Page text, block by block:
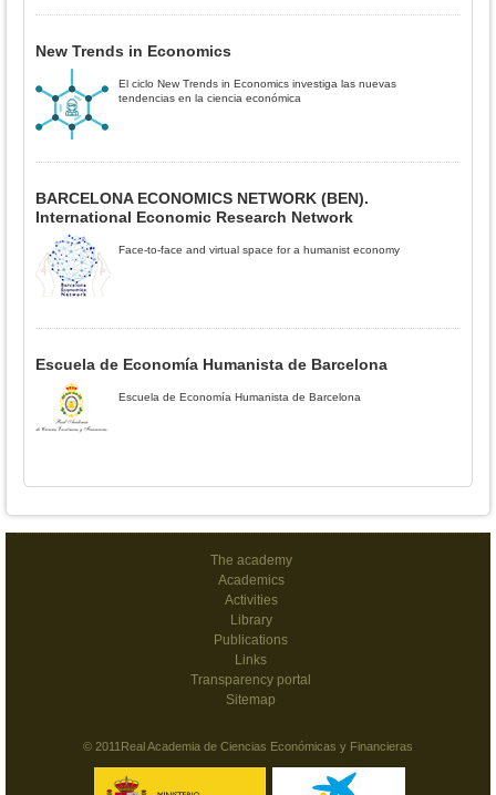
New Trends in Economics
El ciclo New Trends in Economics investiga las nuevas
tendencias en la ciencia económica
BARCELONA ECONOMICS NETWORK (BEN).
International Economic Research Network
Face-to-face and virtual space for a humanist economy
Escuela de Economía Humanista de Barcelona
Escuela de Economía Humanista de Barcelona
The academy
Academics
Activities
Library
Publications
Links
Transparency portal
Sitemap
© 2011Real Academia de Ciencias Económicas y Financieras